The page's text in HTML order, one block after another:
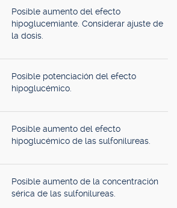
Posible aumento del efecto
hipoglucemiante. Considerar ajuste de
la dosis.
Posible potenciación del efecto
hipoglucémico.
Posible aumento del efecto
hipoglucémico de las sulfonilureas.
Posible aumento de la concentración
sérica de las sulfonilureas.